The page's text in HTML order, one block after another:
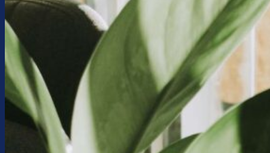
Consulenza